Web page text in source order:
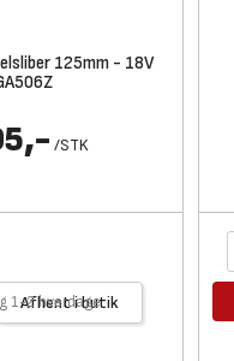
125mm - 18V
/STK
Afhent i butik
1-2 hverdage